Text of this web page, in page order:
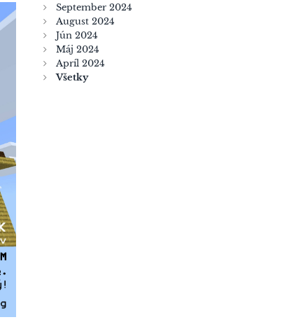
September 2024
August 2024
Jún 2024
Máj 2024
Apríl 2024
Všetky